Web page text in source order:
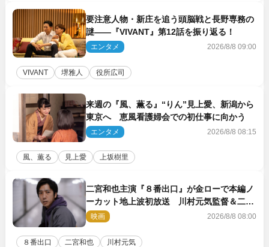
要注意人物・新庄を追う頭脳戦と長野専務の
謎――『VIVANT』第12話を振り返る！
エンタメ 2026/8/8 09:00
VIVANT 堺雅人 役所広司
来週の『風、薫る』“りん”見上愛、新潟から
東京へ 恵風看護婦会での初仕事に向かう
エンタメ 2026/8/8 08:15
風、薫る 見上愛 上坂樹里
二宮和也主演『８番出口』が金ローで本編ノ
ーカット地上波初放送 川村元気監督＆二宮
コメント到着
映画 2026/8/8 08:00
８番出口 二宮和也 川村元気